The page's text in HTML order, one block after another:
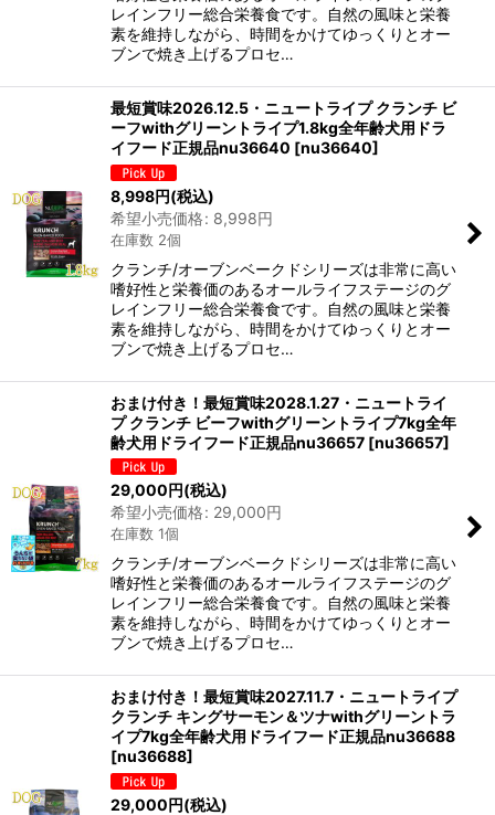
レインフリー総合栄養食です。自然の風味と栄養
素を維持しながら、時間をかけてゆっくりとオー
ブンで焼き上げるプロセ…
最短賞味2026.12.5・ニュートライプ クランチ ビ
ーフwithグリーントライプ1.8kg全年齢犬用ドラ
イフード正規品nu36640 [nu36640]
8,998円(税込)
希望小売価格: 8,998円
在庫数 2個
クランチ/オーブンベークドシリーズは非常に高い
嗜好性と栄養価のあるオールライフステージのグ
レインフリー総合栄養食です。自然の風味と栄養
素を維持しながら、時間をかけてゆっくりとオー
ブンで焼き上げるプロセ…
おまけ付き！最短賞味2028.1.27・ニュートライ
プ クランチ ビーフwithグリーントライプ7kg全年
齢犬用ドライフード正規品nu36657 [nu36657]
29,000円(税込)
希望小売価格: 29,000円
在庫数 1個
クランチ/オーブンベークドシリーズは非常に高い
嗜好性と栄養価のあるオールライフステージのグ
レインフリー総合栄養食です。自然の風味と栄養
素を維持しながら、時間をかけてゆっくりとオー
ブンで焼き上げるプロセ…
おまけ付き！最短賞味2027.11.7・ニュートライプ
クランチ キングサーモン＆ツナwithグリーントラ
イプ7kg全年齢犬用ドライフード正規品nu36688
[nu36688]
29,000円(税込)